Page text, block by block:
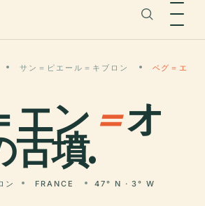
サン＝ピエール＝キブロン
ベグ＝エ
エン ＝オ
古墳.
ン FRANCE 47° N · 3° W